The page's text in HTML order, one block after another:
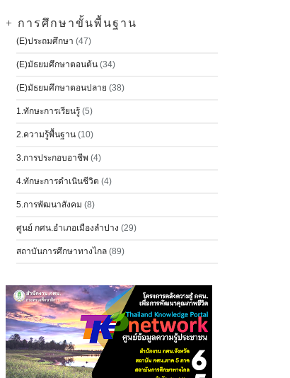
+ การศึกษาขั้นพื้นฐาน
(E)ประถมศึกษา (47)
(E)มัธยมศึกษาตอนต้น (34)
(E)มัธยมศึกษาตอนปลาย (38)
1.ทักษะการเรียนรู้ (5)
2.ความรู้พื้นฐาน (10)
3.การประกอบอาชีพ (4)
4.ทักษะการดำเนินชีวิต (4)
5.การพัฒนาสังคม (8)
ศูนย์ กศน.อำเภอเมืองลำปาง (29)
สถาบันการศึกษาทางไกล (89)